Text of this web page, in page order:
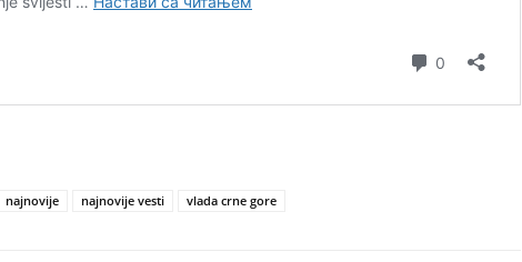
najnovije najnovije vesti vlada crne gore